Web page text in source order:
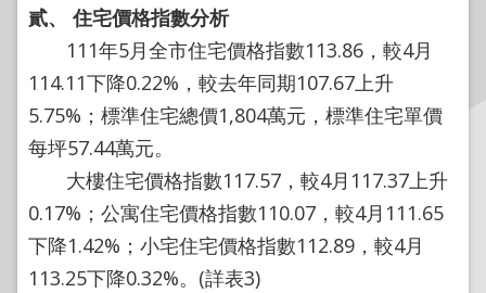
公
訊
機
紹
業
貳、住宅價格指數分析
111年5月全市住宅價格指數113.86，較4月
114.11下降0.22%，較去年同期107.67上升
5.75%；標準住宅總價1,804萬元，標準住宅單價
每坪57.44萬元。
大樓住宅價格指數117.57，較4月117.37上升
0.17%；公寓住宅價格指數110.07，較4月111.65
下降1.42%；小宅住宅價格指數112.89，較4月
113.25下降0.32%。(詳表3)